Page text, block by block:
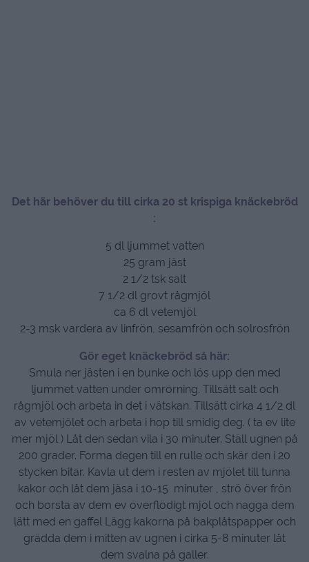
Det här behöver du till cirka 20 st krispiga knäckebröd
:
5 dl ljummet vatten
25 gram jäst
2 1/2 tsk salt
7 1/2 dl grovt rågmjöl
ca 6 dl vetemjöl
2-3 msk vardera av linfrön, sesamfrön och solrosfrön
Gör eget knäckebröd så här:
Smula ner jästen i en bunke och lös upp den med
ljummet vatten under omrörning. Tillsätt salt och
rågmjöl och arbeta in det i vätskan. Tillsätt cirka 4 1/2 dl
av vetemjölet och arbeta i hop till smidig deg. ( ta ev lite
mer mjöl ) Låt den sedan vila i 30 minuter. Ställ ugnen på
200 grader. Forma degen till en rulle och skär den i 20
stycken bitar. Kavla ut dem i resten av mjölet till tunna
kakor och låt dem jäsa i 10-15 minuter , strö över frön
och borsta av dem ev överflödigt mjöl och nagga dem
lätt med en gaffel Lägg kakorna på bakplåtspapper och
grädda dem i mitten av ugnen i cirka 5-8 minuter låt
dem svalna på galler.